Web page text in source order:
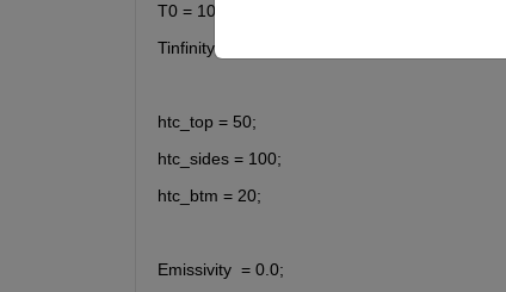
T0 = 1000;
Tinfinity = 20 + 273;
htc_top = 50;
htc_sides = 100;
htc_btm = 20;
Emissivity  = 0.0;